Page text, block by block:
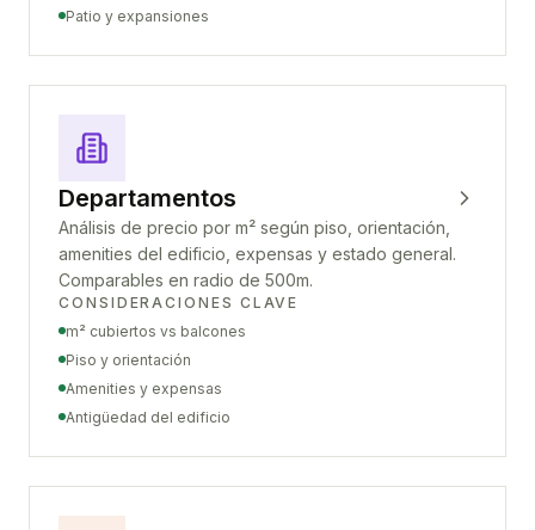
Patio y expansiones
Departamentos
Análisis de precio por m² según piso, orientación,
amenities del edificio, expensas y estado general.
Comparables en radio de 500m.
CONSIDERACIONES CLAVE
m² cubiertos vs balcones
Piso y orientación
Amenities y expensas
Antigüedad del edificio